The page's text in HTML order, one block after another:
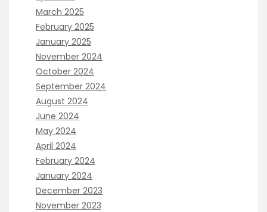
March 2025
February 2025
January 2025
November 2024
October 2024
September 2024
August 2024
June 2024
May 2024
April 2024
February 2024
January 2024
December 2023
November 2023